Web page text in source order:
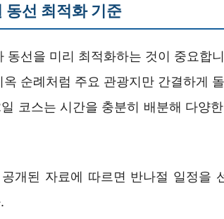
동선 최적화 기준
동선을 미리 최적화하는 것이 중요합
순례처럼 주요 관광지만 간결하게
코스는 시간을 충분히 배분해 다양
개된 자료에 따르면 반나절 일정을